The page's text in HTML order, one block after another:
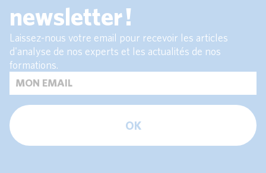
newsletter !
Laissez-nous votre email pour recevoir les articles
d'analyse de nos experts et les actualités de nos
formations.
OK